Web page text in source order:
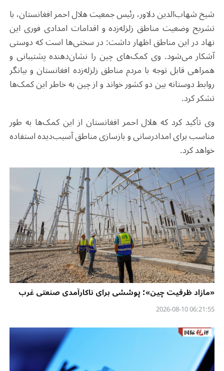
شیخ شهاب‌الدین دلاور، رئیس جمعیت هلال احمر افغانستان، با
تشریح وضعیت مناطق زلزله‌زده و اقدامات امدادی فوری این
نهاد در این مناطق اظهار داشت: در سختی‌ها است که دوستی
آشکار می‌شود. وی کمک‌های چین را نشان‌دهنده پشتیبانی و
همراهی قابل توجه با مردم مناطق زلزله‌زده افغانستان و بیانگر
روابط دوستانه بین دو کشور خواند و از چین به خاطر این کمک‌ها
تشکر کرد.
وی تأکید کرد که هلال احمر افغانستان از این کمک‌ها به طور
مناسب برای امدادرسانی و بازسازی مناطق آسیب‌دیده استفاده
خواهد کرد.
«مازاد ظرفیت چین»؛ پوششی برای ناکارآمدی صنعتی غرب
06:21:55 2026-08-10